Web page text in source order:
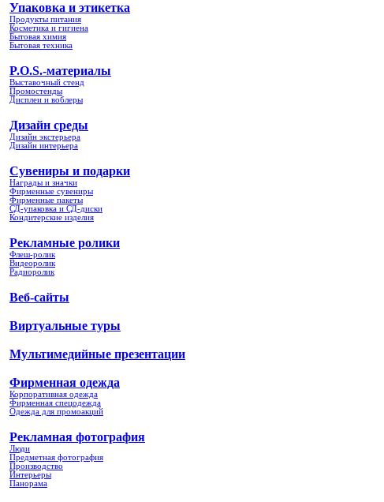
Упаковка и этикетка
Продукты питания
Косметика и гигиена
Бытовая химия
Бытовая техника
P.O.S.-материалы
Выставочный стенд
Промостенды
Дисплеи и воблеры
Дизайн среды
Дизайн экстерьера
Дизайн интерьера
Сувениры и подарки
Награды и значки
Фирменные сувениры
Фирменные пакеты
СД-упаковка и СД-диски
Кондитерские изделия
Рекламные ролики
Флеш-ролик
Видеоролик
Радиоролик
Веб-сайты
Виртуальные туры
Мультимедийные презентации
Фирменная одежда
Корпоративная одежда
Фирменная спецодежда
Одежда для промоакций
Рекламная фотография
Люди
Предметная фотография
Производство
Интерьеры
Панорама